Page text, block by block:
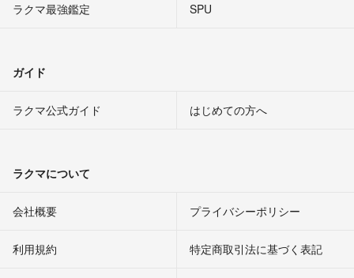
ラクマ最強鑑定
SPU
ガイド
ラクマ公式ガイド はじめての方へ
ラクマについて
会社概要 プライバシーポリシー
利用規約 特定商取引法に基づく表記